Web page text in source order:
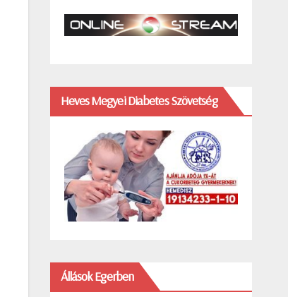
Heves Megyei Diabetes Szövetség
Állások Egerben